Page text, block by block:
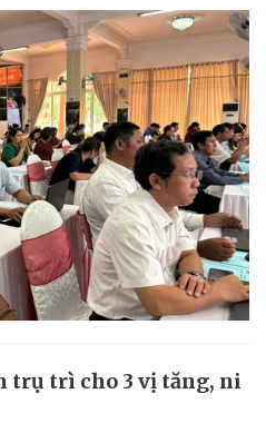
trụ trì cho 3 vị tăng, ni